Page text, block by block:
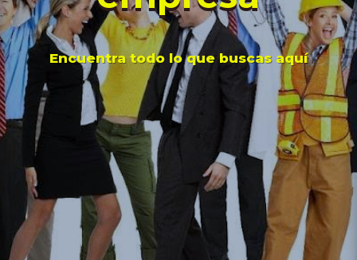
Encuentra todo lo que buscas aquí